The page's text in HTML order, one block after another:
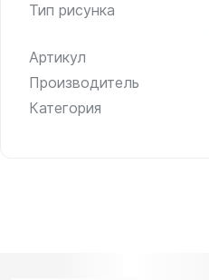
Тип рисунка
Артикул
Производитель
Категория